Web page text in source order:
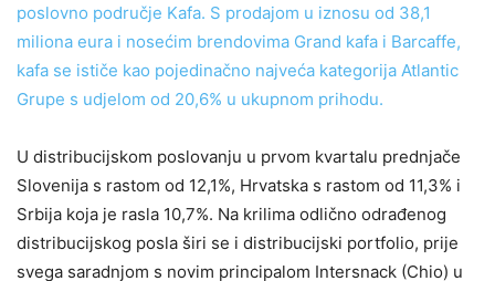
poslovno područje Kafa. S prodajom u iznosu od 38,1
miliona eura i nosećim brendovima Grand kafa i Barcaffe,
kafa se ističe kao pojedinačno najveća kategorija Atlantic
Grupe s udjelom od 20,6% u ukupnom prihodu.
U distribucijskom poslovanju u prvom kvartalu prednjače
Slovenija s rastom od 12,1%, Hrvatska s rastom od 11,3% i
Srbija koja je rasla 10,7%. Na krilima odlično odrađenog
distribucijskog posla širi se i distribucijski portfolio, prije
svega saradnjom s novim principalom Intersnack (Chio) u